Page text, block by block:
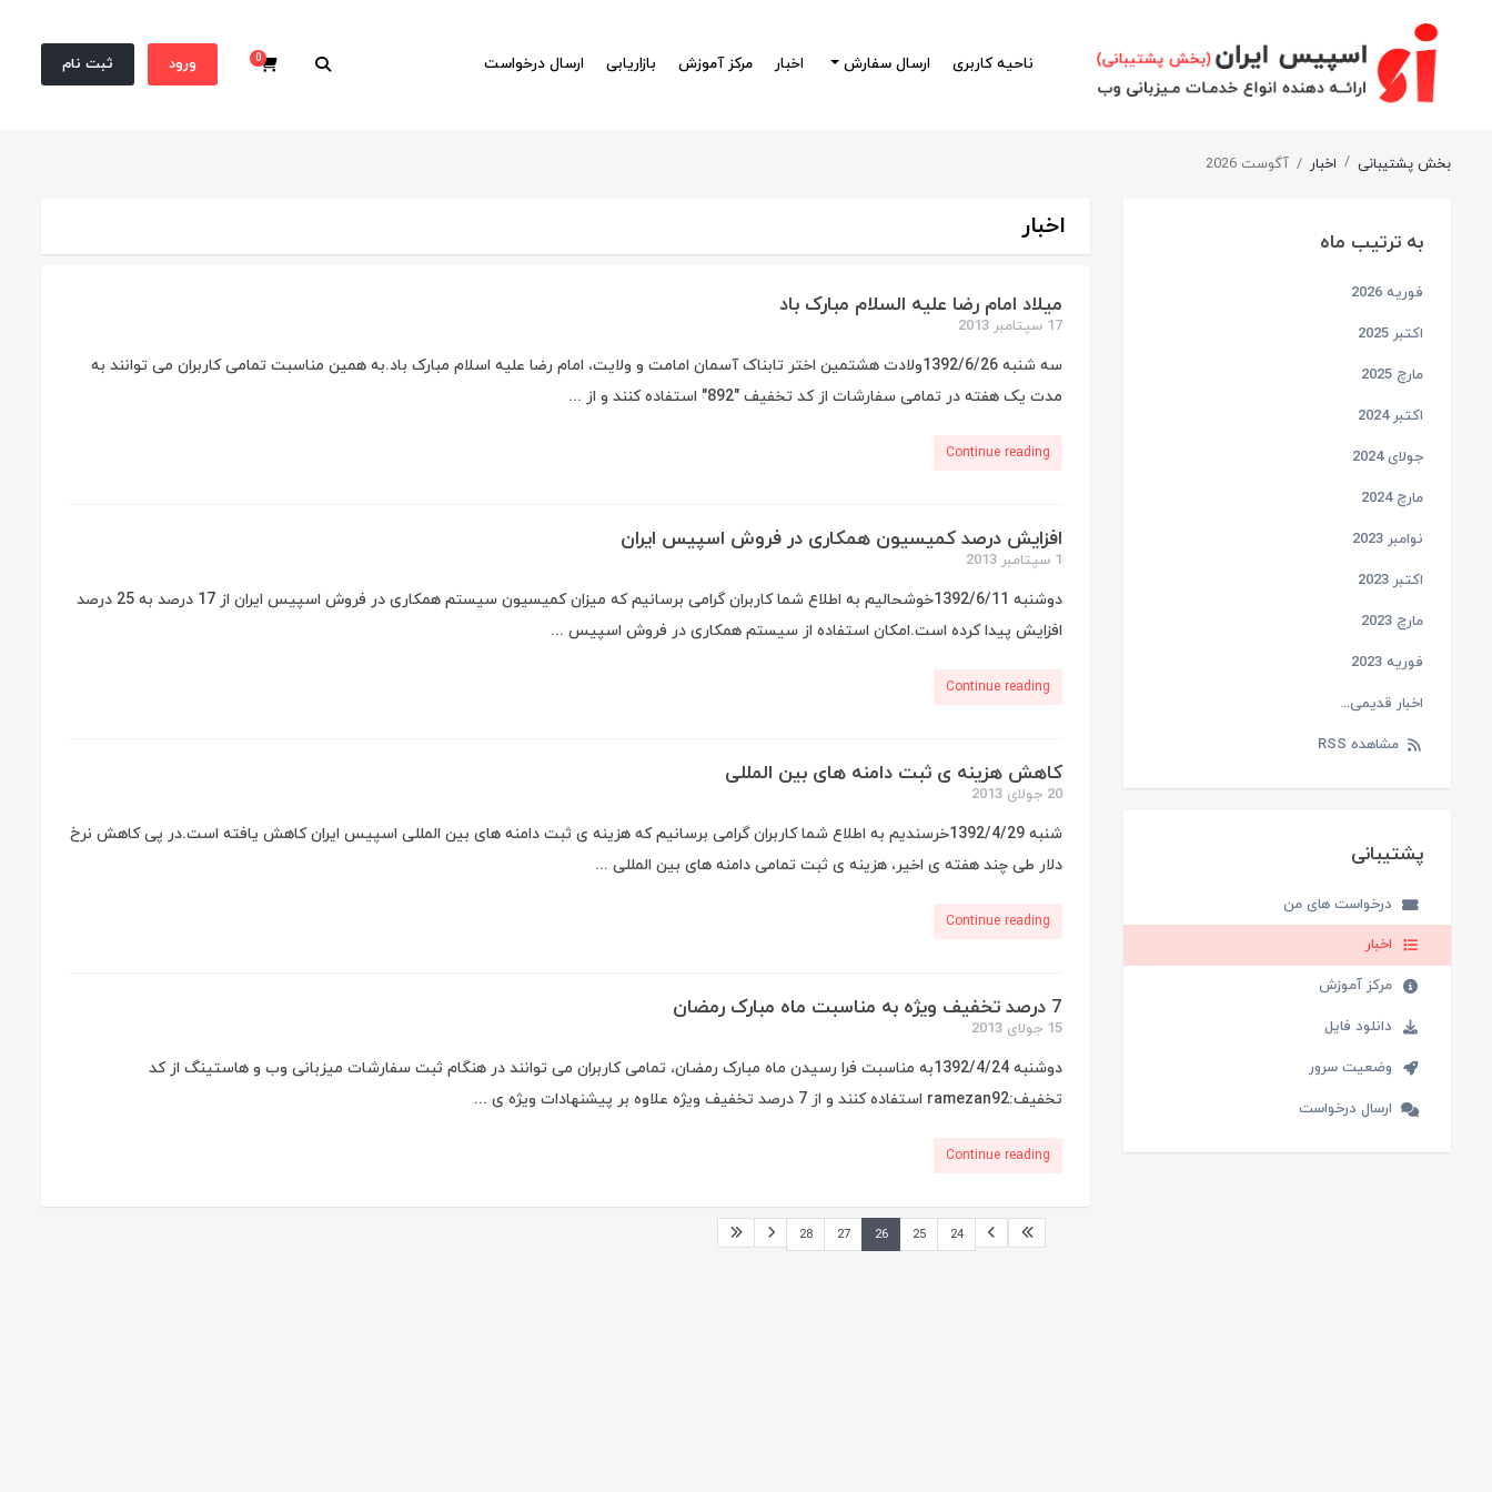
ناحیه کاربری ارسال سفارش اخبار مرکز آموزش بازاریابی ارسال درخواست 0سبد خرید ورود ثبت نام
بخش پشتیبانی اخبار آگوست 2026
به ترتیب ماه
فوریه 2026
اکتبر 2025
مارچ 2025
اکتبر 2024
جولای 2024
مارچ 2024
نوامبر 2023
اکتبر 2023
مارچ 2023
فوریه 2023
اخبار قدیمی...
مشاهده RSS
پشتیبانی
درخواست های من
اخبار
مرکز آموزش
دانلود فایل
وضعیت سرور
ارسال درخواست
اخبار
میلاد امام رضا علیه السلام مبارک باد
17 سپتامبر 2013
سه شنبه 1392/6/26ولادت هشتمين اختر تابناک آسمان امامت و ولايت، امام رضا عليه اسلام مبارک باد.به همین مناسبت تمامی کاربران می توانند به
مدت یک هفته در تمامی سفارشات از کد تخفیف "892" استفاده کنند و از ...
Continue reading
افزایش درصد کمیسیون همکاری در فروش اسپیس ایران
1 سپتامبر 2013
دوشنبه 1392/6/11خوشحالیم به اطلاع شما کاربران گرامی برسانیم که میزان کمیسیون سیستم همکاری در فروش اسپیس ایران از 17 درصد به 25 درصد
افزایش پیدا کرده است.امکان استفاده از سیستم همکاری در فروش اسپیس ...
Continue reading
کاهش هزینه ی ثبت دامنه های بین المللی
20 جولای 2013
شنبه 1392/4/29خرسندیم به اطلاع شما کاربران گرامی برسانیم که هزینه ی ثبت دامنه های بین المللی اسپیس ایران کاهش یافته است.در پی کاهش نرخ
دلار طی چند هفته ی اخیر، هزینه ی ثبت تمامی دامنه های بین المللی ...
Continue reading
7 درصد تخفیف ویژه به مناسبت ماه مبارک رمضان
15 جولای 2013
دوشنبه 1392/4/24به مناسبت فرا رسیدن ماه مبارک رمضان، تمامی کاربران می توانند در هنگام ثبت سفارشات میزبانی وب و هاستینگ از کد
تخفیف:ramezan92 استفاده کنند و از 7 درصد تخفیف ویژه علاوه بر پیشنهادات ویژه ی ...
Continue reading
24
25
26
27
28